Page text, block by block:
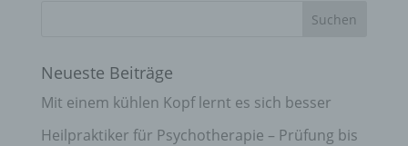
Neueste Beiträge
Mit einem kühlen Kopf lernt es sich besser
Heilpraktiker für Psychotherapie – Prüfung bis